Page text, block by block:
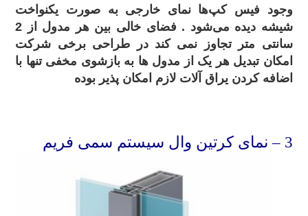
وجود فیس کپ‌ها نمای خارجی به صورت یکنواخت
شیشه دیده می‌شود . فضای خالی بین هر مدول از 2
سانتی متر تجاوز نمی کند در طراحی برخی شرکت
امکان تبدیل هر یک از مدول ها به بازشوی مخفی تنها با
اضافه کردن یراق آلات لازم امکان پذیر بوده
3 – نمای کرتین وال سیستم سمی فریم